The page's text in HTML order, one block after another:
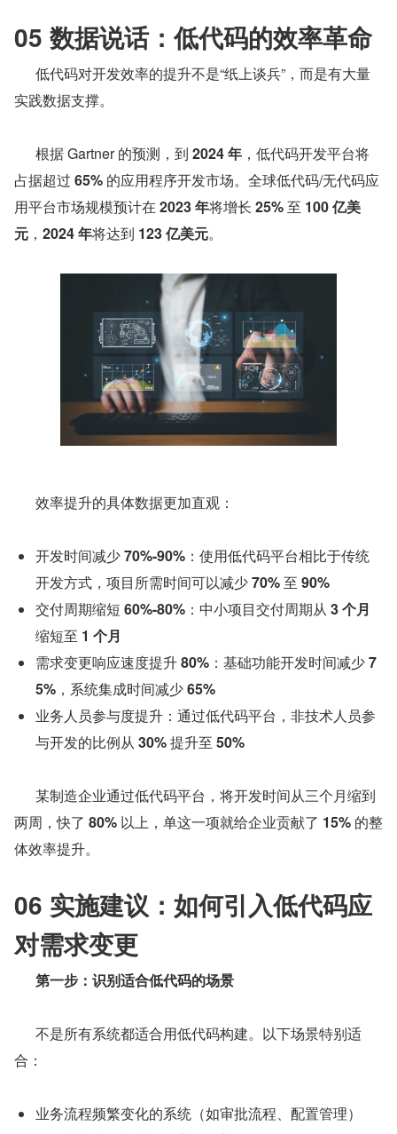
05 数据说话：低代码的效率革命
实践数据支撑。
      根据 Gartner 的预测，到
2024 年 ，低代码开发平台将
占据超过 65% 的应用程序开发市场。全球低代码/无代码应
用平台市场规模预计在 2023 年将增长 25% 至 100 亿美
元 ， 2024 年将达到 123 亿美元。
      效率提升的具体数据更加直观：
开发时间减少 70%-90% ：使用低代码平台相比于传统
开发方式，项目所需时间可以减少 70% 至 90%
交付周期缩短 60%-80% ：中小项目交付周期从 3 个月
缩短至 1 个月
需求变更响应速度提升 80% ：基础功能开发时间减少 7
5% ，系统集成时间减少 65%
业务人员参与度提升：通过低代码平台，非技术人员参
与开发的比例从 30% 提升至 50%
两周，快了 80% 以上，单这一项就给企业贡献了 15% 的整
体效率提升。
06 实施建议：如何引入低代码应
对需求变更
第一步：识别适合低代码的场景
合：
业务流程频繁变化的系统（如审批流程、配置管理）